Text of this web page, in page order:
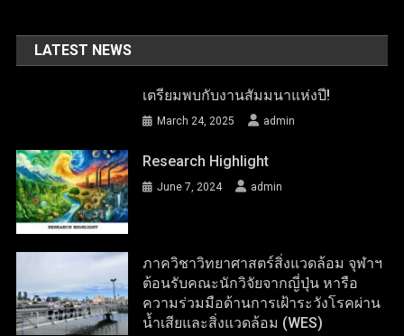
LATEST NEWS
เตรียมพบกับงานสัมมนาแห่งปี!
March 24, 2025 admin
Research Highlight
June 7, 2024 admin
ภาควิชาวิทยาศาสตร์สิ่งแวดล้อม จุฬาฯ
ต้อนรับคณะนักวิจัยจากญี่ปุ่น หารือ
ความร่วมมือด้านการเฝ้าระวังโรคผ่าน
น้ำเสียและสิ่งแวดล้อม (WES)